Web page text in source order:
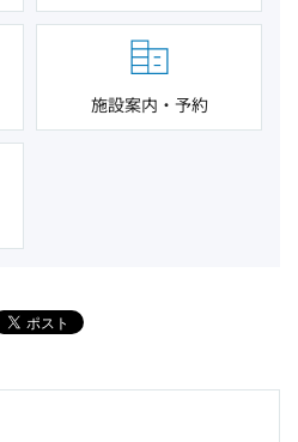
施設案内・予約